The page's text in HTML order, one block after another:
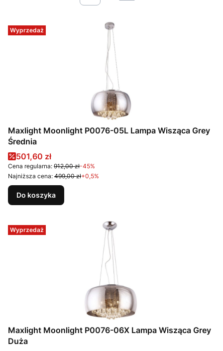
Wyprzedaż
Maxlight Moonlight P0076-05L Lampa Wisząca Grey
Średnia
Cena promocyjna
501,60 zł
Cena regularna: 912,00 zł-45%
Najniższa cena: 499,00 zł+0,5%
Do koszyka
Wyprzedaż
Maxlight Moonlight P0076-06X Lampa Wisząca Grey
Duża